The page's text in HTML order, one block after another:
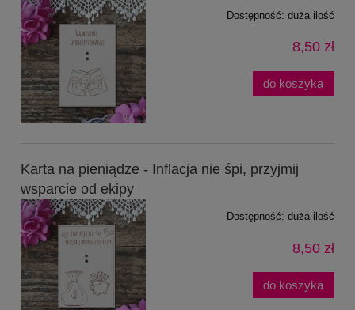
Dostępność: duża ilość
8,50 zł
do koszyka
Karta na pieniądze - Inflacja nie śpi, przyjmij
wsparcie od ekipy
Dostępność: duża ilość
8,50 zł
do koszyka